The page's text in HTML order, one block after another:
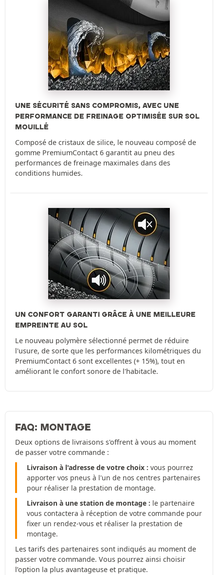
UNE SÉCURITÉ SANS COMPROMIS, AVEC UNE
PERFORMANCE DE FREINAGE OPTIMISÉE SUR SOL
MOUILLÉ
Composé de cristaux de silice, le nouveau composé de
gomme PremiumContact 6 garantit au pneu des
performances de freinage maximales dans des
conditions humides.
UN CONFORT GARANTI GRÂCE À UNE MEILLEURE
EMPREINTE AU SOL‌‌
Le nouveau polymère sélectionné permet de réduire
l'usure, de sorte que les performances kilométriques du
PremiumContact 6 sont excellentes (+ 15%), tout en
améliorant le confort sonore de l'habitacle.
FAQ: MONTAGE
Deux options de livraisons s'offrent à vous au moment
de passer votre commande :
Livraison à l'adresse de votre choix : vous pourrez
apporter vos pneus à l'un de nos centres partenaires
pour réaliser la prestation de montage.
Livraison à une station de montage : le partenaire
vous contactera à réception de votre commande pour
fixer un rendez-vous et réaliser la prestation de
montage.
Les tarifs des partenaires sont indiqués au moment de
passer votre commande. Vous pourrez ainsi choisir
l’option la plus avantageuse et pratique.